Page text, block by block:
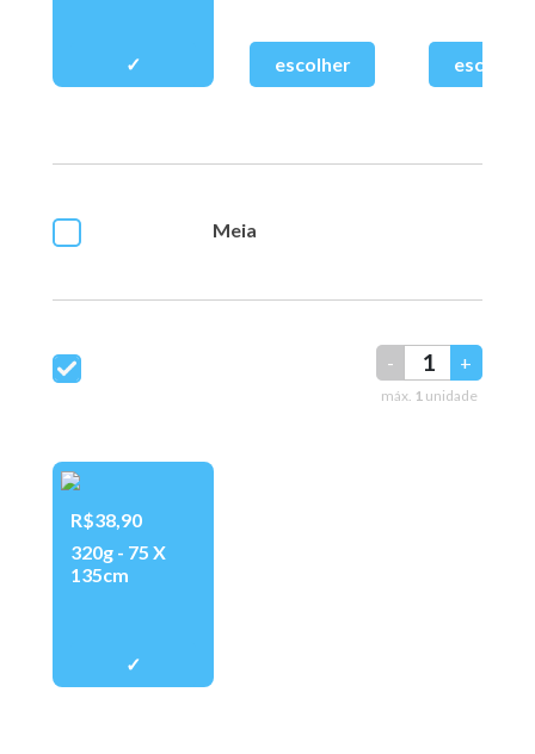
Meia
- +
máx. 1 unidade
R$38,90
320g - 75 X
135cm